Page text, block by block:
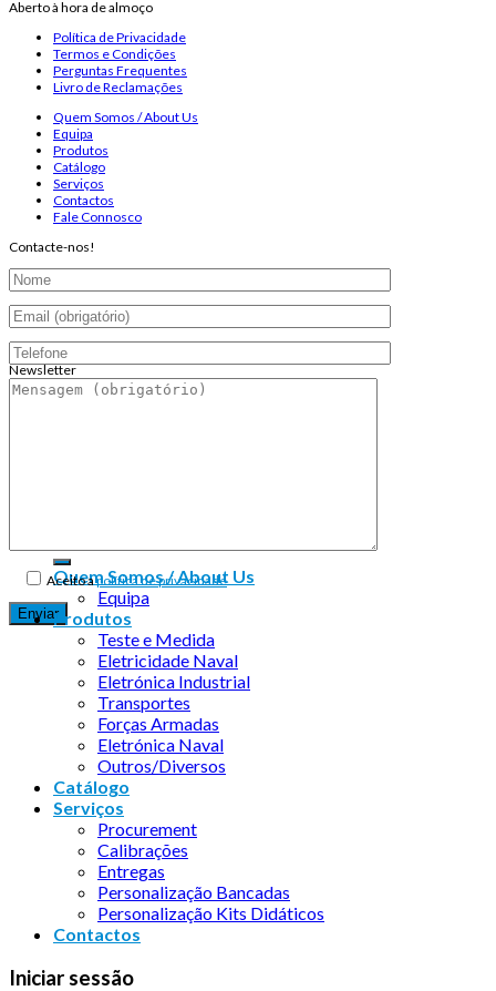
Aberto à hora de almoço
Política de Privacidade
Termos e Condições
Perguntas Frequentes
Livro de Reclamações
Quem Somos / About Us
Equipa
Produtos
Catálogo
Serviços
Contactos
Fale Connosco
Contacte-nos!
Aceito apolítica de privacidade
Newsletter
Endereço de email:
Quem Somos / About Us
Equipa
Produtos
Teste e Medida
Eletricidade Naval
Eletrónica Industrial
Transportes
Forças Armadas
Eletrónica Naval
Outros/Diversos
Catálogo
Serviços
Procurement
Calibrações
Entregas
Personalização Bancadas
Personalização Kits Didáticos
Contactos
Iniciar sessão